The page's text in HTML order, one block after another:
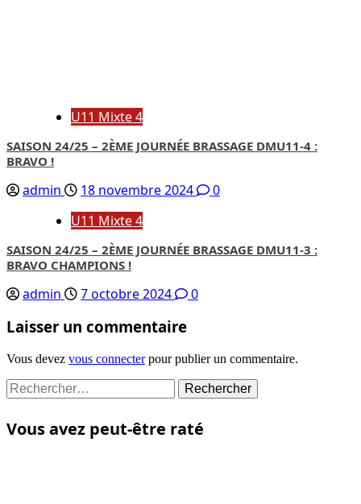
U11 Mixte 4
SAISON 24/25 – 2ÈME JOURNÉE BRASSAGE DMU11-4 :
BRAVO !
admin 18 novembre 2024
0
U11 Mixte 4
SAISON 24/25 – 2ÈME JOURNÉE BRASSAGE DMU11-3 :
BRAVO CHAMPIONS !
admin 7 octobre 2024 0
Laisser un commentaire
Vous devez vous connecterpour publier un commentaire.
Rechercher :
Vous avez peut-être raté